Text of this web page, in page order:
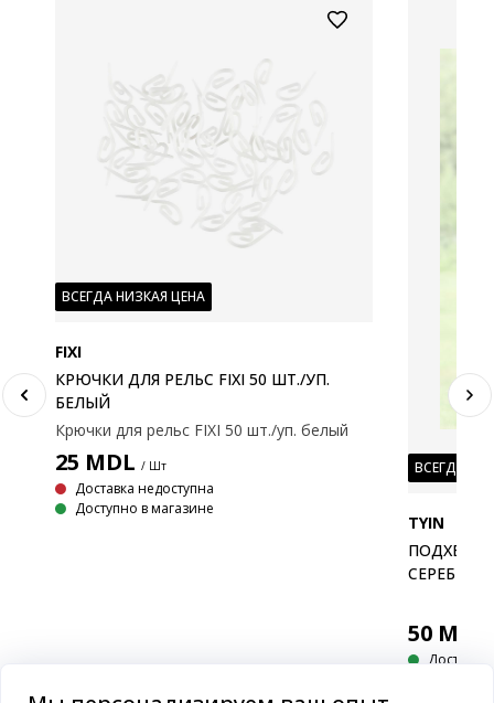
ВСЕГДА НИЗКАЯ ЦЕНА
FIXI
КРЮЧКИ ДЛЯ РЕЛЬС FIXI 50 ШТ./УП.
БЕЛЫЙ
Крючки для рельс FIXI 50 шт./уп. белый
25 MDL / Шт
Доставка недоступна
Доступно в магазине
ВСЕГДА
TYIN
ПОДХВАТ
СЕРЕБРО
50MDL
Доставка